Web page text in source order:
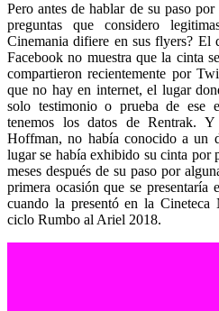
Pero antes de hablar de su paso
preguntas que considero
Cinemania difiere en sus flyers? El
Facebook no muestra que la cinta
compartieron recientemente por
que no hay en internet, el lugar
solo testimonio o prueba de ese
tenemos los datos de Rentrak. Y
Hoffman, no había conocido a un
lugar se había exhibido su cinta por
meses después de su paso por
primera ocasión que se
cuando la presentó en la
ciclo Rumbo al Ariel 2018.